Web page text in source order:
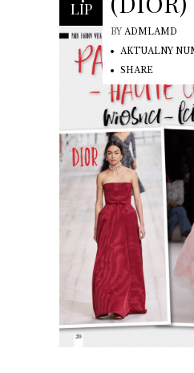
LIP
BY ADMLAMD
AKTUALNY
SHARE